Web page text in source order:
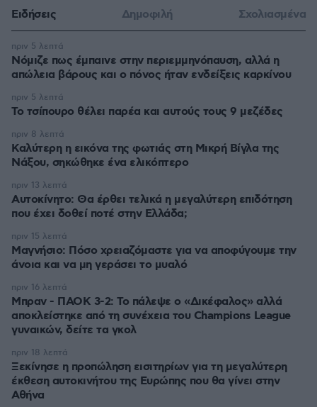
Ειδήσεις Δημοφιλή Σχολιασμένα
Νόμιζε πως έμπαινε στην περιεμμηνόπαυση, αλλά η
απώλεια βάρους και ο πόνος ήταν ενδείξεις καρκίνου
πριν 5 λεπτά
Το τσίπουρο θέλει παρέα και αυτούς τους 9 μεζέδες
πριν 5 λεπτά
Καλύτερη η εικόνα της φωτιάς στη Μικρή Βίγλα της
Νάξου, σηκώθηκε ένα ελικόπτερο
πριν 8 λεπτά
Αυτοκίνητο: Θα έρθει τελικά η μεγαλύτερη επιδότηση
που έχει δοθεί ποτέ στην Ελλάδα;
πριν 13 λεπτά
Μαγνήσιο: Πόσο χρειαζόμαστε για να αποφύγουμε την
άνοια και να μη γεράσει το μυαλό
πριν 15 λεπτά
Μπραν - ΠΑΟΚ 3-2: Το πάλεψε ο «Δικέφαλος» αλλά
αποκλείστηκε από τη συνέχεια του Champions League
γυναικών, δείτε τα γκολ
πριν 16 λεπτά
Ξεκίνησε η προπώληση εισιτηρίων για τη μεγαλύτερη
έκθεση αυτοκινήτου της Ευρώπης που θα γίνει στην
Αθήνα
πριν 18 λεπτά